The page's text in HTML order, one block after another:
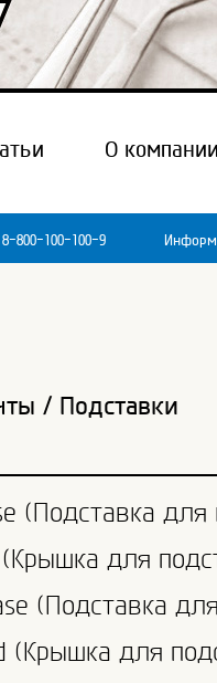
О компании
800-100-100-9
/ Подставки
(Подставка для
для
(Подставка
(Крышка для